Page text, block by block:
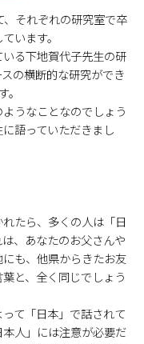
それぞれの研究室で卒
います。
る下地賀代子先生の研
の横断的な研究ができ
うなことなのでしょう
語っていただきまし
たら、多くの人は「日
、あなたのお父さんや
も、他県からきたお友
と、全く同じでしょう
て「日本」で話されて
人」には注意が必要だ